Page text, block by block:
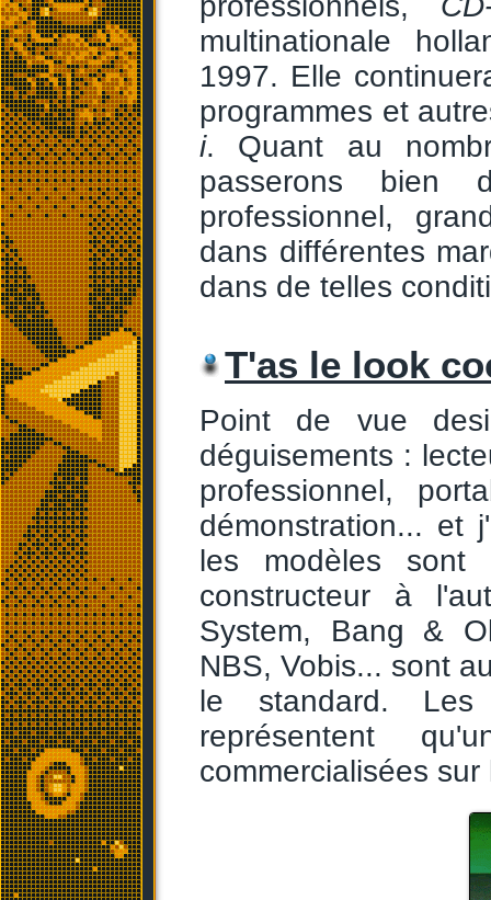
multinationale
1997. Elle
programmes et
i. Quant au
passerons
professionnel,
dans différentes
dans de telles
T'as le look
Point de vue
déguisements :
professionnel,
démonstration... et
les modèles sont
constructeur à
System, Bang &
NBS, Vobis... sont
le standard. Les
représentent
commercialisées